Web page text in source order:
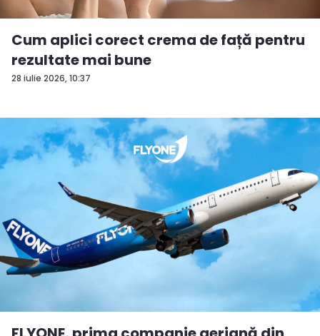
28 iulie 2026, 10:37
Cum aplici corect crema de față pentru
rezultate mai bune